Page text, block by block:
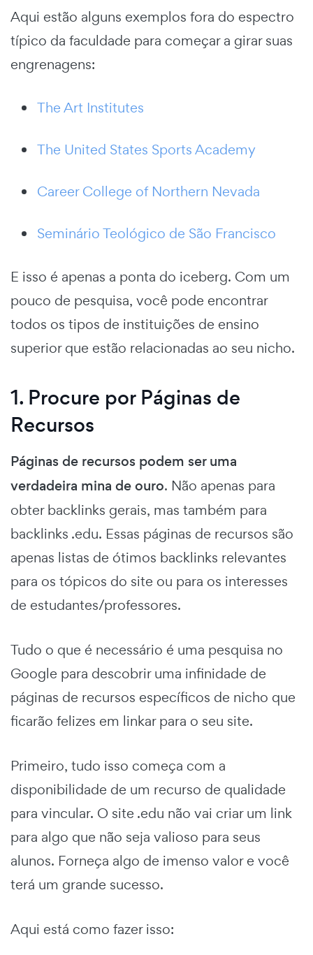
Aqui estão alguns exemplos fora do espectro
típico da faculdade para começar a girar suas
engrenagens:
The Art Institutes
The United States Sports Academy
Career College of Northern Nevada
Seminário Teológico de São Francisco
E isso é apenas a ponta do iceberg. Com um
pouco de pesquisa, você pode encontrar
todos os tipos de instituições de ensino
superior que estão relacionadas ao seu nicho.
1. Procure por Páginas de
Recursos
Páginas de recursos podem ser uma
verdadeira mina de ouro. Não apenas para
obter backlinks gerais, mas também para
backlinks .edu. Essas páginas de recursos são
apenas listas de ótimos backlinks relevantes
para os tópicos do site ou para os interesses
de estudantes/professores.
Tudo o que é necessário é uma pesquisa no
Google para descobrir uma infinidade de
páginas de recursos específicos de nicho que
ficarão felizes em linkar para o seu site.
Primeiro, tudo isso começa com a
disponibilidade de um recurso de qualidade
para vincular. O site .edu não vai criar um link
para algo que não seja valioso para seus
alunos. Forneça algo de imenso valor e você
terá um grande sucesso.
Aqui está como fazer isso: